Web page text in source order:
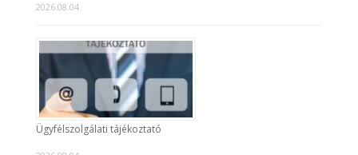
2026.08.04.
Ügyfélszolgálati tájékoztató